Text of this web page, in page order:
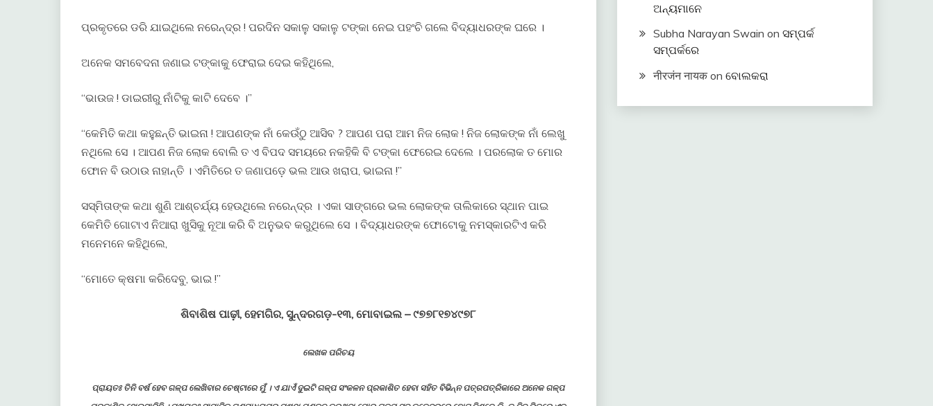
ପ୍ରକୃତରେ ଡରି ଯାଇଥିଲେ ନରେନ୍ଦ୍ର ! ପରଦିନ ସକାଳୁ ସକାଳୁ ଟଙ୍କା ନେଇ ପହଂଚି ଗଲେ ବିଦ୍ୟାଧରଙ୍କ ଘରେ ।
ଅନେକ ସମବେଦନା ଜଣାଇ ଟଙ୍କାକୁ ଫେରାଇ ଦେଇ କହିଥିଲେ,
“ଭାଉଜ ! ଡାଇରୀରୁ ନାଁଟିକୁ କାଟି ଦେବେ ।”
“କେମିତି କଥା କହୁଛନ୍ତି ଭାଇନା ! ଆପଣଙ୍କ ନାଁ କେଉଁଠୁ ଆସିବ ? ଆପଣ ପରା ଆମ ନିଜ ଲୋକ ! ନିଜ ଲୋକଙ୍କ ନାଁ ଲେଖୁ
ନଥିଲେ ସେ । ଆପଣ ନିଜ ଲୋକ ବୋଲି ତ ଏ ବିପଦ ସମୟରେ ନକହିକି ବି ଟଙ୍କା ଫେରେଇ ଦେଲେ । ପରଲୋକ ତ ମୋର
ଫୋନ ବି ଉଠାଉ ନାହାନ୍ତି । ଏମିତିରେ ତ ଜଣାପଡ଼େ ଭଲ ଆଉ ଖରାପ, ଭାଇନା !”
ସସ୍ମିତାଙ୍କ କଥା ଶୁଣି ଆଶ୍ଚର୍ଯ୍ୟ ହେଉଥିଲେ ନରେନ୍ଦ୍ର । ଏକା ସାଙ୍ଗରେ ଭଲ ଲୋକଙ୍କ ତାଲିକାରେ ସ୍ଥାନ ପାଇ
କେମିତି ଗୋଟାଏ ନିଆରା ଖୁସିକୁ ନୂଆ କରି ବି ଅନୁଭବ କରୁଥିଲେ ସେ । ବିଦ୍ୟାଧରଙ୍କ ଫୋଟୋକୁ ନମସ୍କାରଟିଏ କରି
ମନେମନେ କହିଥିଲେ,
“ମୋତେ କ୍ଷମା କରିଦେବୁ, ଭାଇ !”
ଶିବାଶିଷ ପାଢ଼ୀ, ହେମଗିର, ସୁନ୍ଦରଗଡ଼-୧୩, ମୋବାଇଲ – ୯୭୭୮୧୭୪୯୭୮
ଲେଖକ ପରିଚୟ
ପ୍ରାୟତଃ ତିନି ବର୍ଷ ହେବ ଗଳ୍ପ ଲେଖିବାର ଚେଷ୍ଟାରେ ମୁଁ । ଏ ଯାଏଁ ଦୁଇଟି ଗଳ୍ପ ସଂକଳନ ପ୍ରକାଶିତ ହେବା ସହିତ ବିଭିନ୍ନ ପତ୍ରପତ୍ରିକାରେ ଅନେକ ଗଳ୍ପ
ଅନ୍ୟମାନେ
Subha Narayan Swain on ସମ୍ପର୍କ
ସମ୍ପର୍କରେ
नीरजंन नायकon ବୋଲକରା